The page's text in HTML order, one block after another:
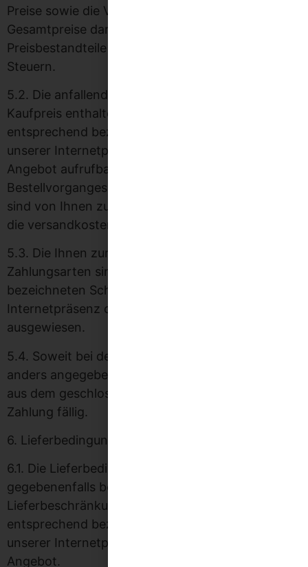
Preise sowie die Versandkosten stellen
Gesamtpreise dar. Sie beinhalten alle
Preisbestandteile einschließlich aller anfallenden
Steuern.
5.2. Die anfallenden Versandkosten sind nicht im
Kaufpreis enthalten. Sie sind über eine
entsprechend bezeichnete Schaltfläche auf
unserer Internetpräsenz oder im jeweiligen
Angebot aufrufbar, werden im Laufe des
Bestellvorganges gesondert ausgewiesen und
sind von Ihnen zusätzlich zu tragen, soweit nicht
die versandkostenfreie Lieferung zugesagt ist.
5.3. Die Ihnen zur Verfügung stehenden
Zahlungsarten sind unter einer entsprechend
bezeichneten Schaltfläche auf unserer
Internetpräsenz oder im jeweiligen Angebot
ausgewiesen.
5.4. Soweit bei den einzelnen Zahlungsarten nicht
anders angegeben, sind die Zahlungsansprüche
aus dem geschlossenen Vertrag sofort zur
Zahlung fällig.
6. Lieferbedingungen
6.1. Die Lieferbedingungen, der Liefertermin sowie
gegebenenfalls bestehende
Lieferbeschränkungen finden sich unter einer
entsprechend bezeichneten Schaltfläche auf
unserer Internetpräsenz oder im jeweiligen
Angebot.